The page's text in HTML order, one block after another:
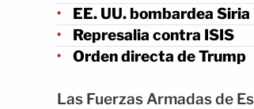
EE. UU. bombardea Siria
Represalia contra ISIS
Orden directa de Trump
Las Fuerzas Armadas de